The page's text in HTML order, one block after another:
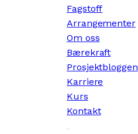
Fagstoff
Arrangementer
Om oss
Bærekraft
Prosjektbloggen
Karriere
Kurs
Kontakt